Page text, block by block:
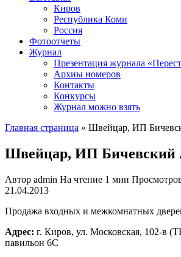
Киров
Республика Коми
Россия
Фотоотчеты
Журнал
Презентация журнала
Архиы номеров
Контакты
Конкурсы
Журнал можно взять
Главная страница » Швейцар, ИП
Швейцар, ИП Бичевский
Автор admin На чтение 1 мин
21.04.2013
Продажа входных и межкомнатных
Адрес: г. Киров, ул. Московская, 102-в
павильон 6С